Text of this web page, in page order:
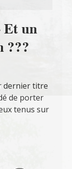
un
???
dernier titre
de porter
tenus sur